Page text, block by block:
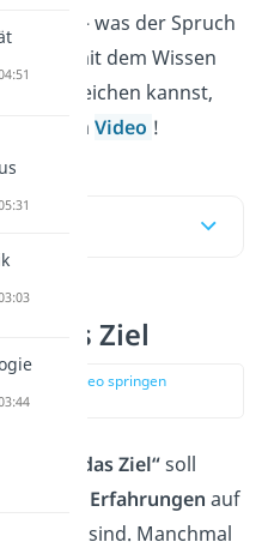
Ziel“
– was der Spruch
wie du mit dem Wissen
erreichen kannst,
und im Video !
ist das Ziel
Stelle im Video springen
Weg ist das Ziel“soll
die Erfahrungen auf
Ziel sind. Manchmal